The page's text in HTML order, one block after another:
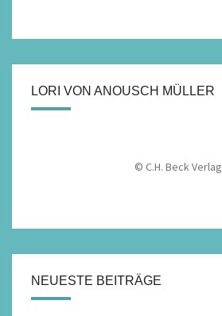
LORI VON ANOUSCH MÜLLER
© C.H. Beck Verlag
NEUESTE BEITRÄGE